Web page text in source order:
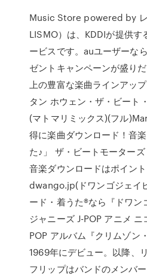
Music Store powered by
LISMO）は、KDDIが提供す
ービスです。auユーザーな
ゼントキャンペーンが盛り
上の豊富な楽曲ラインアッ
タン ホウェン・ザ・ビート
(マトマリミックス)(フル
得に楽曲ダウンロード！音
た♪」 ザ・ビートモーターズ
音楽ダウンロードはポイン
dwango.jp(ドワンゴジェイ
ード・着うた®なら『ドワ
ジャニーズ J-POP アニメ
POP アルバム『クリムゾン
1969年にデビュー。以降、
フリップはバンドのメンバ